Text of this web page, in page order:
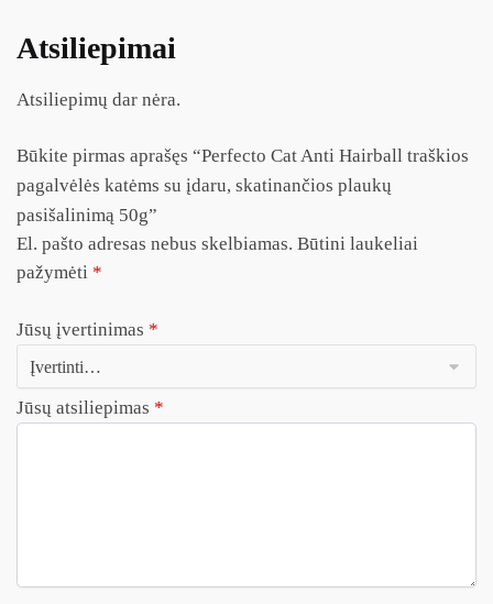
Atsiliepimai
Atsiliepimų dar nėra.
Būkite pirmas aprašęs “Perfecto Cat Anti Hairball traškios
pagalvėlės katėms su įdaru, skatinančios plaukų
pasišalinimą 50g”
El. pašto adresas nebus skelbiamas. Būtini laukeliai
pažymėti *
Jūsų įvertinimas *
Jūsų atsiliepimas *